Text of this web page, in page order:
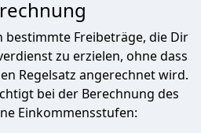
bestimmte Freibeträge, die Dir
zu erzielen, ohne dass
Regelsatz angerechnet wird.
bei der Berechnung des
Einkommensstufen: